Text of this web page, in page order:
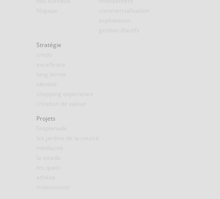
Stratégie
Projets